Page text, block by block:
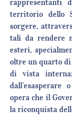
rappresentanti
territorio dello
sorgere,
tali da rendere
esteri,
oltre un quarto di
di vista
opera che il
la riconquista